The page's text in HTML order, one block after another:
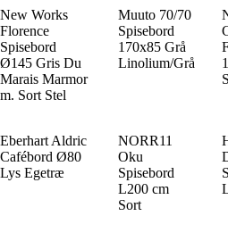
New Works
Florence
Spisebord
Ø145 Gris Du
Marais Marmor
m. Sort Stel
Muuto 70/70
Spisebord
170x85 Grå
Linolium/Grå
Eberhart Aldric
Cafébord Ø80
Lys Egetræ
NORR11
Oku
Spisebord
L200 cm
Sort